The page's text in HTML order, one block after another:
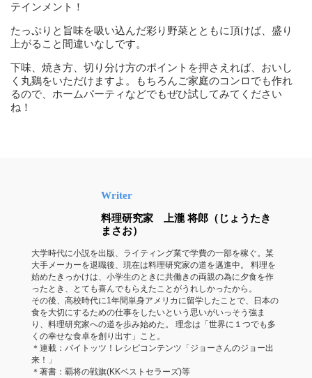
テインメント！
たっぷりと旨味を吸い込んだ彩り野菜とともに頂けば、盛り
上がること間違いなしです。
下味、焼き方、切り分け方のポイントを押さえれば、おいし
く丸鷄をいただけますよ。もちろんご家庭のコンロでも作れ
るので、ホームパーティなどでもぜひ試してみてください
ね！
Writer
料理研究家 上瀧 将郎（じょうたき
まさお）
大学時代に小説を出版、ライティング業で学費の一部を稼ぐ。某
大手メーカーを退職後、現在は料理研究家の道を邁進中。 料理を
始めたきっかけは、小学生のときに共働きの両親の為に夕食を作
ったとき、とても喜んでもらえたことがうれしかったから。
その後、高校時代に1年間単身アメリカに留学したことで、日本の
食を大切にするための仕事をしたいという思いがいっそう強ま
り、料理研究家への道を歩み始めた。 理念は「世界に１つでも多
くの幸せな食卓を創り出す」こと。
＊連載：バイトッツ！レシピコンテンツ「ジョーさんのジョー出
来！」
＊著書：覇将の戦旗(KKベストセラーズ)等